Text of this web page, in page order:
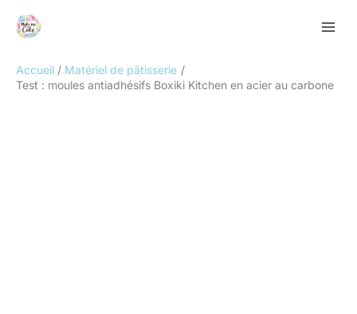
Accueil
Matériel de pâtisserie
Test : moules antiadhésifs Boxiki Kitchen en acier au carbone